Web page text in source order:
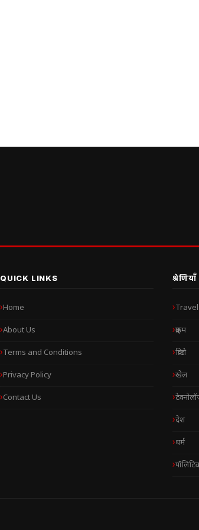
QUICK LINKS
Home
About Us
Terms and Conditions
Privacy Policy
Contact Us
श्रेणियाँ
Travel
क्राइम
क्रिप्टो
खेल
देश
धर्म